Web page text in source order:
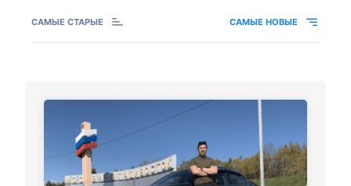
САМЫЕ СТАРЫЕ САМЫЕ НОВЫЕ